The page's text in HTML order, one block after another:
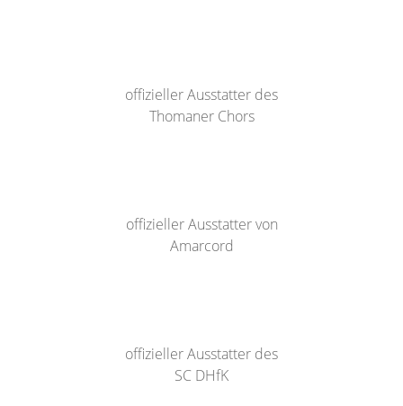
offizieller Ausstatter des
Thomaner Chors
offizieller Ausstatter von
Amarcord
offizieller Ausstatter des
SC DHfK